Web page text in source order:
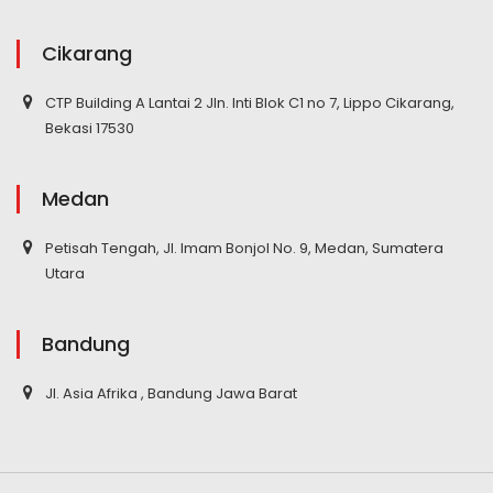
Cikarang
CTP Building A Lantai 2 Jln. Inti Blok C1 no 7, Lippo Cikarang,
Bekasi 17530
Medan
Petisah Tengah, Jl. Imam Bonjol No. 9, Medan, Sumatera
Utara
Bandung
Jl. Asia Afrika , Bandung Jawa Barat